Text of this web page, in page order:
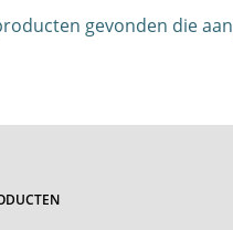
gevonden die